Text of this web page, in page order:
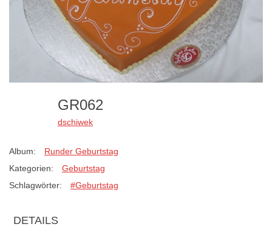
GR062
dschiwek
Album:
Runder Geburtstag
Kategorien:
Geburtstag
Schlagwörter:
#Geburtstag
DETAILS